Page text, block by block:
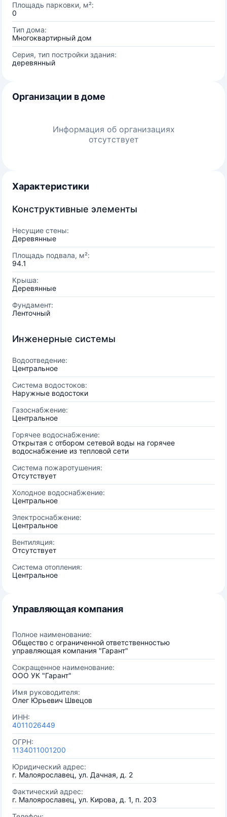
Площадь парковки, м²:
0
Тип дома:
Многоквартирный дом
Серия, тип постройки здания:
деревянный
Организации в доме
Информация об организациях
отсутствует
Характеристики
Конструктивные элементы
Несущие стены:
Деревянные
Площадь подвала, м²:
94.1
Крыша:
Деревянные
Фундамент:
Ленточный
Инженерные системы
Водоотведение:
Центральное
Система водостоков:
Наружные водостоки
Газоснабжение:
Центральное
Горячее водоснабжение:
Открытая с отбором сетевой воды на горячее
водоснабжение из тепловой сети
Система пожаротушения:
Отсутствует
Холодное водоснабжение:
Центральное
Электроснабжение:
Центральное
Вентиляция:
Отсутствует
Система отопления:
Центральное
Управляющая компания
Полное наименование:
Общество с ограниченной ответственностью
управляющая компания "Гарант"
Сокращенное наименование:
ООО УК "Гарант"
Имя руководителя:
Олег Юрьевич Швецов
ИНН:
4011026449
ОГРН:
1134011001200
Юридический адрес:
г. Малоярославец, ул. Дачная, д. 2
Фактический адрес:
г. Малоярославец, ул. Кирова, д. 1, п. 203